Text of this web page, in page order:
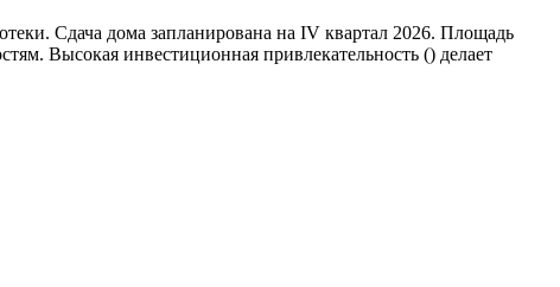
Сдача дома запланирована на IV квартал 2026. Площадь
Высокая инвестиционная привлекательность () делает